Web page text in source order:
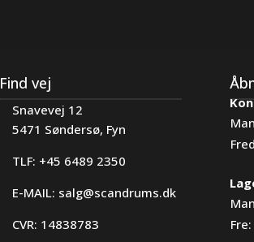
Find vej
Snavevej 12
5471 Søndersø, Fyn
TLF: +45 6489 2350
E-MAIL: salg@scandrums.dk
CVR: 14838783
Fre: